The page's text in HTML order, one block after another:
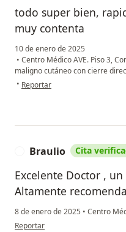
todo super bien,
muy contenta
10 de enero de 2025
• Centro Médico AVE. Piso 3,
maligno cutáneo con cierre
• en opinión del usuario Nelva
Reportar
Braulio Cita
Excelente Doctor ,
Altamente
8 de enero de 2025 • Centro
en opinión del usuario Braulio
Reportar